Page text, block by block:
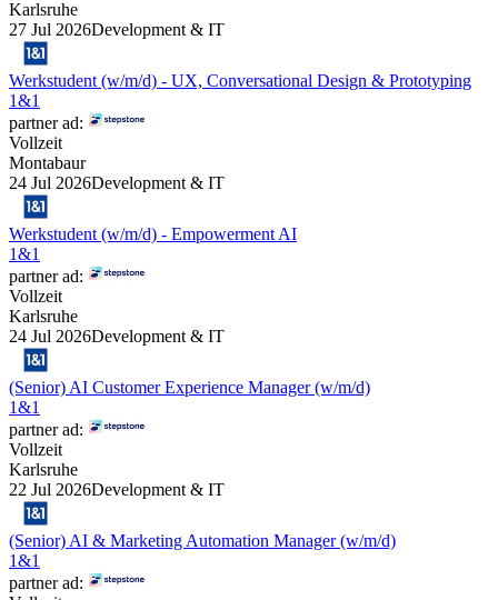
Karlsruhe
27 Jul 2026Development & IT
Werkstudent (w/m/d) - UX, Conversational Design & Prototyping
1&1
partner ad:
Vollzeit
Montabaur
24 Jul 2026Development & IT
Werkstudent (w/m/d) - Empowerment AI
1&1
partner ad:
Vollzeit
Karlsruhe
24 Jul 2026Development & IT
(Senior) AI Customer Experience Manager (w/m/d)
1&1
partner ad:
Vollzeit
Karlsruhe
22 Jul 2026Development & IT
(Senior) AI & Marketing Automation Manager (w/m/d)
1&1
partner ad: